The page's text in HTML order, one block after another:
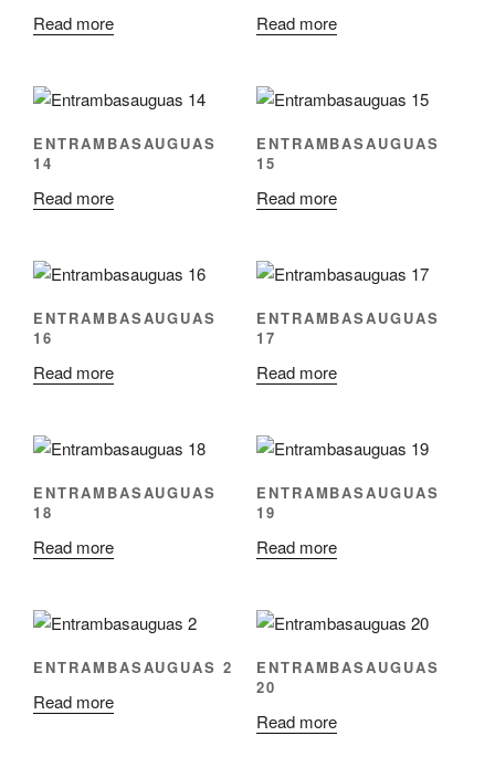
Read more Read more
ENTRAMBASAUGUAS
14
Read more
ENTRAMBASAUGUAS
15
Read more
ENTRAMBASAUGUAS
16
Read more
ENTRAMBASAUGUAS
17
Read more
ENTRAMBASAUGUAS
18
Read more
ENTRAMBASAUGUAS
19
Read more
ENTRAMBASAUGUAS 2
Read more
ENTRAMBASAUGUAS
20
Read more